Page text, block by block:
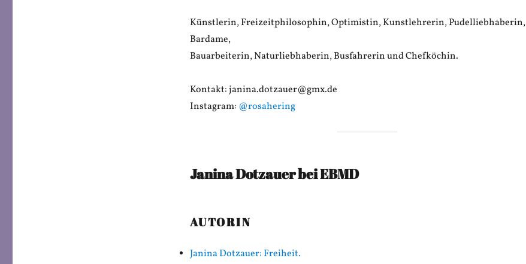
Künstlerin, Freizeitphilosophin, Optimistin, Kunstlehrerin, Pudelliebhaberin,
Bardame,
Bauarbeiterin, Naturliebhaberin, Busfahrerin und Chefköchin.
Kontakt: janina.dotzauer@gmx.de
Instagram: @rosahering
Janina Dotzauer bei EBMD
AUTORIN
Janina Dotzauer: Freiheit.